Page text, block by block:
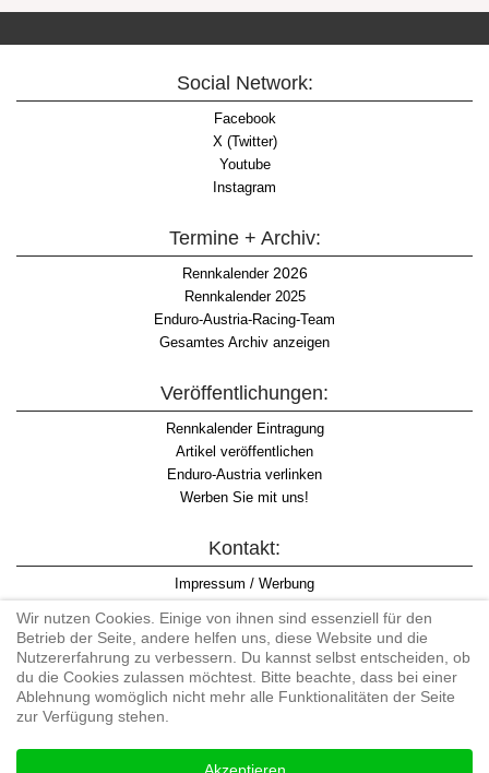
Social Network:
Facebook
X (Twitter)
Youtube
Instagram
Termine + Archiv:
Rennkalender2026
Rennkalender 2025
Enduro-Austria-Racing-Team
Gesamtes Archiv anzeigen
Veröffentlichungen:
Rennkalender Eintragung
Artikel veröffentlichen
Enduro-Austria verlinken
Werben Sie mit uns!
Kontakt:
Impressum / Werbung
Datenschutzinformation
Informationspflicht WKO
AGB
Wir nutzen Cookies. Einige von ihnen sind essenziell für den
Betrieb der Seite, andere helfen uns, diese Website und die
Nutzererfahrung zu verbessern. Du kannst selbst entscheiden, ob
du die Cookies zulassen möchtest. Bitte beachte, dass bei einer
Ablehnung womöglich nicht mehr alle Funktionalitäten der Seite
zur Verfügung stehen.